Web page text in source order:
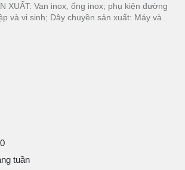
XUẤT: Van inox, ống inox; phụ kiện đường
và vi sinh; Dây chuyền sản xuất: Máy và
tuần